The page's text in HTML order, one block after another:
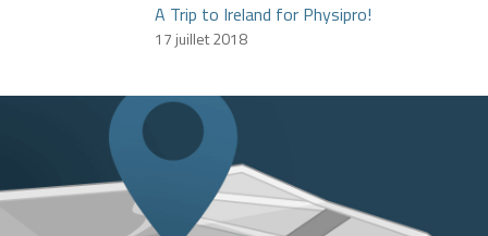
A Trip to Ireland for Physipro!
17 juillet 2018